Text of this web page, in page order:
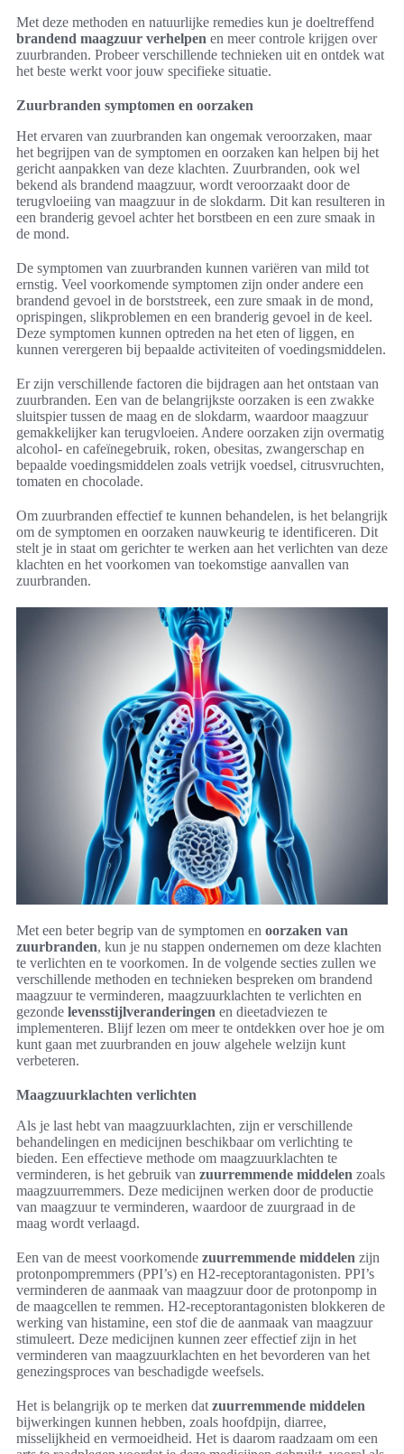
Met deze methoden en natuurlijke remedies kun je doeltreffend
brandend maagzuur verhelpen en meer controle krijgen over
zuurbranden. Probeer verschillende technieken uit en ontdek wat
het beste werkt voor jouw specifieke situatie.
Zuurbranden symptomen en oorzaken
Het ervaren van zuurbranden kan ongemak veroorzaken, maar
het begrijpen van de symptomen en oorzaken kan helpen bij het
gericht aanpakken van deze klachten. Zuurbranden, ook wel
bekend als brandend maagzuur, wordt veroorzaakt door de
terugvloeiing van maagzuur in de slokdarm. Dit kan resulteren in
een branderig gevoel achter het borstbeen en een zure smaak in
de mond.
De symptomen van zuurbranden kunnen variëren van mild tot
ernstig. Veel voorkomende symptomen zijn onder andere een
brandend gevoel in de borststreek, een zure smaak in de mond,
oprispingen, slikproblemen en een branderig gevoel in de keel.
Deze symptomen kunnen optreden na het eten of liggen, en
kunnen verergeren bij bepaalde activiteiten of voedingsmiddelen.
Er zijn verschillende factoren die bijdragen aan het ontstaan van
zuurbranden. Een van de belangrijkste oorzaken is een zwakke
sluitspier tussen de maag en de slokdarm, waardoor maagzuur
gemakkelijker kan terugvloeien. Andere oorzaken zijn overmatig
alcohol- en cafeïnegebruik, roken, obesitas, zwangerschap en
bepaalde voedingsmiddelen zoals vetrijk voedsel, citrusvruchten,
tomaten en chocolade.
Om zuurbranden effectief te kunnen behandelen, is het belangrijk
om de symptomen en oorzaken nauwkeurig te identificeren. Dit
stelt je in staat om gerichter te werken aan het verlichten van deze
klachten en het voorkomen van toekomstige aanvallen van
zuurbranden.
Met een beter begrip van de symptomen en oorzaken van
zuurbranden, kun je nu stappen ondernemen om deze klachten
te verlichten en te voorkomen. In de volgende secties zullen we
verschillende methoden en technieken bespreken om brandend
maagzuur te verminderen, maagzuurklachten te verlichten en
gezonde levensstijlveranderingen en dieetadviezen te
implementeren. Blijf lezen om meer te ontdekken over hoe je om
kunt gaan met zuurbranden en jouw algehele welzijn kunt
verbeteren.
Maagzuurklachten verlichten
Als je last hebt van maagzuurklachten, zijn er verschillende
behandelingen en medicijnen beschikbaar om verlichting te
bieden. Een effectieve methode om maagzuurklachten te
verminderen, is het gebruik van zuurremmende middelen zoals
maagzuurremmers. Deze medicijnen werken door de productie
van maagzuur te verminderen, waardoor de zuurgraad in de
maag wordt verlaagd.
Een van de meest voorkomende zuurremmende middelen zijn
protonpompremmers (PPI’s) en H2-receptorantagonisten. PPI’s
verminderen de aanmaak van maagzuur door de protonpomp in
de maagcellen te remmen. H2-receptorantagonisten blokkeren de
werking van histamine, een stof die de aanmaak van maagzuur
stimuleert. Deze medicijnen kunnen zeer effectief zijn in het
verminderen van maagzuurklachten en het bevorderen van het
genezingsproces van beschadigde weefsels.
Het is belangrijk op te merken dat zuurremmende middelen
bijwerkingen kunnen hebben, zoals hoofdpijn, diarree,
misselijkheid en vermoeidheid. Het is daarom raadzaam om een